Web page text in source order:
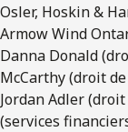
Osler, Hoskin &
Armow Wind
Danna Donald
McCarthy (droit
Jordan Adler
(services